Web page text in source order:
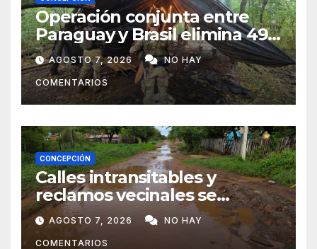
Operación conjunta entre
Paraguay y Brasil elimina 498
toneladas de marihuana en
Amambay
AGOSTO 7, 2026 NO HAY
COMENTARIOS
CONCEPCIÓN
Calles intransitables y
reclamos vecinales se
repiten en barrios de
Concepción
AGOSTO 7, 2026 NO HAY
COMENTARIOS